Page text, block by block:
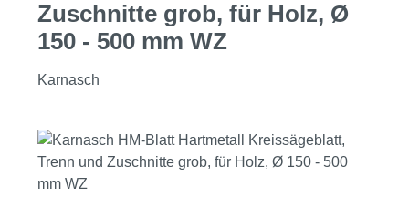
Zuschnitte grob, für Holz, Ø
150 - 500 mm WZ
Karnasch
Bildergalerie überspringen